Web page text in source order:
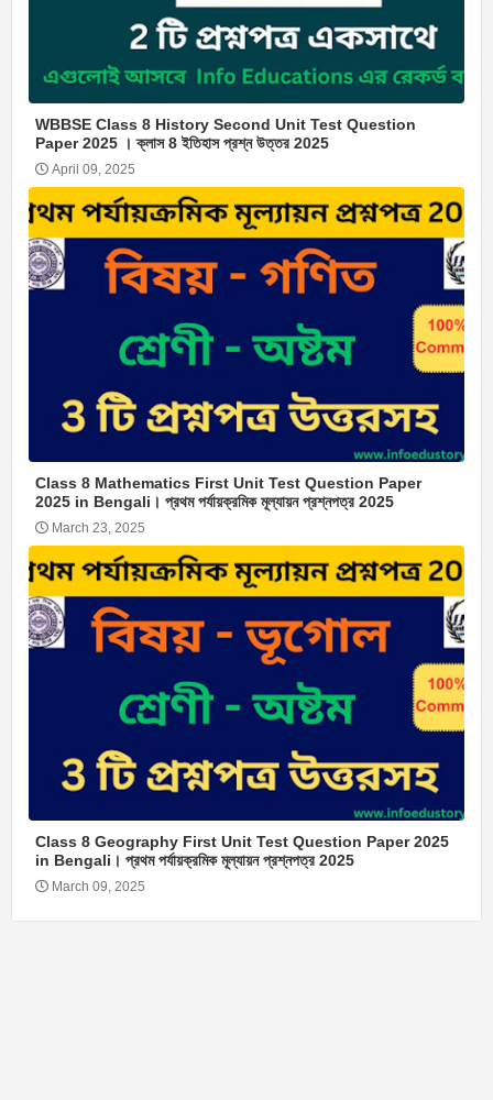
WBBSE Class 8 History Second Unit Test Question
Paper 2025 । ক্লাস 8 ইতিহাস প্রশ্ন উত্তর 2025
April 09, 2025
Class 8 Mathematics First Unit Test Question Paper
2025 in Bengali। প্রথম পর্যায়ক্রমিক মূল্যায়ন প্রশ্নপত্র 2025
March 23, 2025
Class 8 Geography First Unit Test Question Paper 2025
in Bengali। প্রথম পর্যায়ক্রমিক মূল্যায়ন প্রশ্নপত্র 2025
March 09, 2025